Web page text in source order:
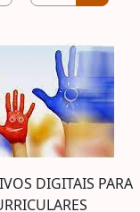
DIGITAIS PARA